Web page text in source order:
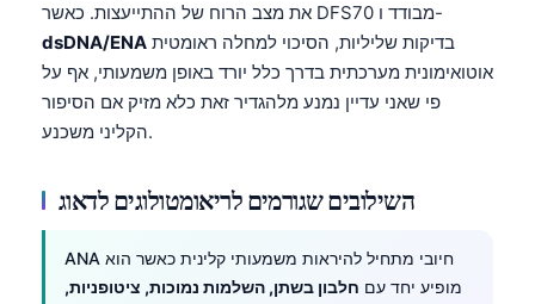
את מצב הרוח של ההתייעצות. כאשר DFS70 מבודד ו-
dsDNA/ENA
אוטואימונית מערכתית בדרך כלל יורד באופן משמעותי, אף על
פי שאני עדיין נמנע מלהגדיר זאת כלא מזיק אם הסיפור
הקליני משכנע.
השילובים שגורמים לריאומטולוגים לדאוג
ANA חיובי מתחיל להיראות משמעותי קלינית כאשר הוא
מופיע יחד עם חלבון בשתן, השלמות נמוכות, ציטופניות,